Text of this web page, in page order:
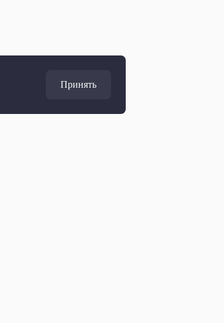
Принять